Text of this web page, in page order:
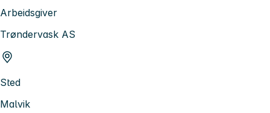
Arbeidsgiver
Trøndervask AS
Sted
Malvik